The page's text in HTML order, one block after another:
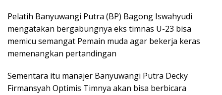
Pelatih Banyuwangi Putra (BP) Bagong Iswahyudi
mengatakan bergabungnya eks timnas U-23 bisa
memicu semangat Pemain muda agar bekerja keras
memenangkan pertandingan
Sementara itu manajer Banyuwangi Putra Decky
Firmansyah Optimis Timnya akan bisa berbicara